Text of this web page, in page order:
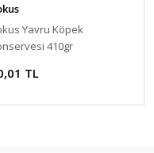
Yavru Köpek
410gr
TL